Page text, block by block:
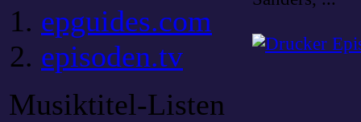
epguides.com
episoden.tv
Musiktitel-Listen